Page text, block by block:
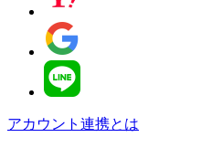
アカウント連携とは